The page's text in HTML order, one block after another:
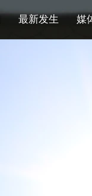
最新发生 媒